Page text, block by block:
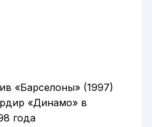
«Барселоны» (1997)
«Динамо» в
года